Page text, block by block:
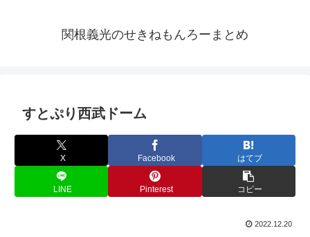
関根義光のせきねもんろーまとめ
すとぷり西武ドーム
X Facebook はてブ
LINE Pinterest コピー
2022.12.20